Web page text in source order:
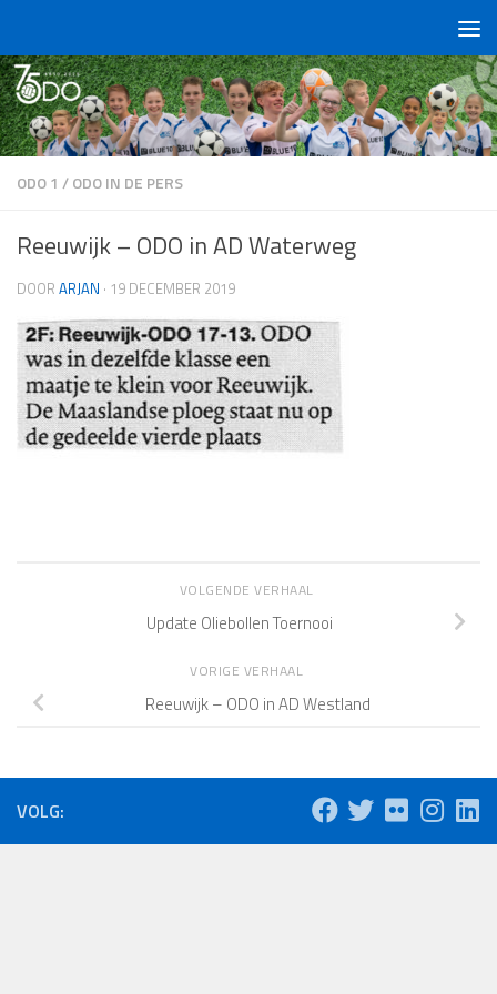
ODO 1 /ODO IN DE PERS
Reeuwijk – ODO in AD Waterweg
DOOR ARJAN · 19 DECEMBER 2019
VOLGENDE VERHAAL
Update Oliebollen Toernooi
VORIGE VERHAAL
Reeuwijk – ODO in AD Westland
VOLG: